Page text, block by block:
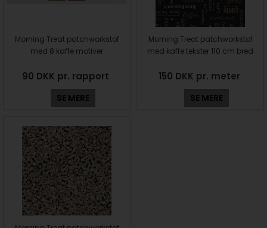
Morning Treat patchworkstof
med 8 kaffe motiver
90 DKK pr. rapport
SE MERE
Morning Treat patchworkstof
med kaffe tekster 110 cm bred
150 DKK pr. meter
SE MERE